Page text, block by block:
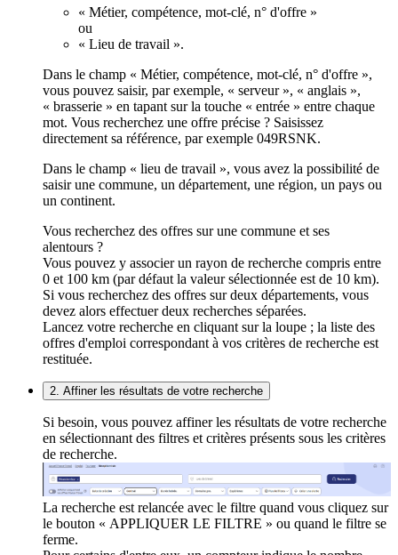
« Métier, compétence, mot-clé, n° d'offre »
ou
« Lieu de travail ».
Dans le champ « Métier, compétence, mot-clé, n° d'offre »,
vous pouvez saisir, par exemple, « serveur », « anglais »,
« brasserie » en tapant sur la touche « entrée » entre chaque
mot. Vous recherchez une offre précise ? Saisissez
directement sa référence, par exemple 049RSNK.
Dans le champ « lieu de travail », vous avez la possibilité de
saisir une commune, un département, une région, un pays ou
un continent.
Vous recherchez des offres sur une commune et ses
alentours ?
Vous pouvez y associer un rayon de recherche compris entre
0 et 100 km (par défaut la valeur sélectionnée est de 10 km).
Si vous recherchez des offres sur deux départements, vous
devez alors effectuer deux recherches séparées.
Lancez votre recherche en cliquant sur la loupe ; la liste des
offres d'emploi correspondant à vos critères de recherche est
restituée.
2. Affiner les résultats de votre recherche
Si besoin, vous pouvez affiner les résultats de votre recherche
en sélectionnant des filtres et critères présents sous les critères
de recherche.
La recherche est relancée avec le filtre quand vous cliquez sur
le bouton « APPLIQUER LE FILTRE » ou quand le filtre se
ferme.